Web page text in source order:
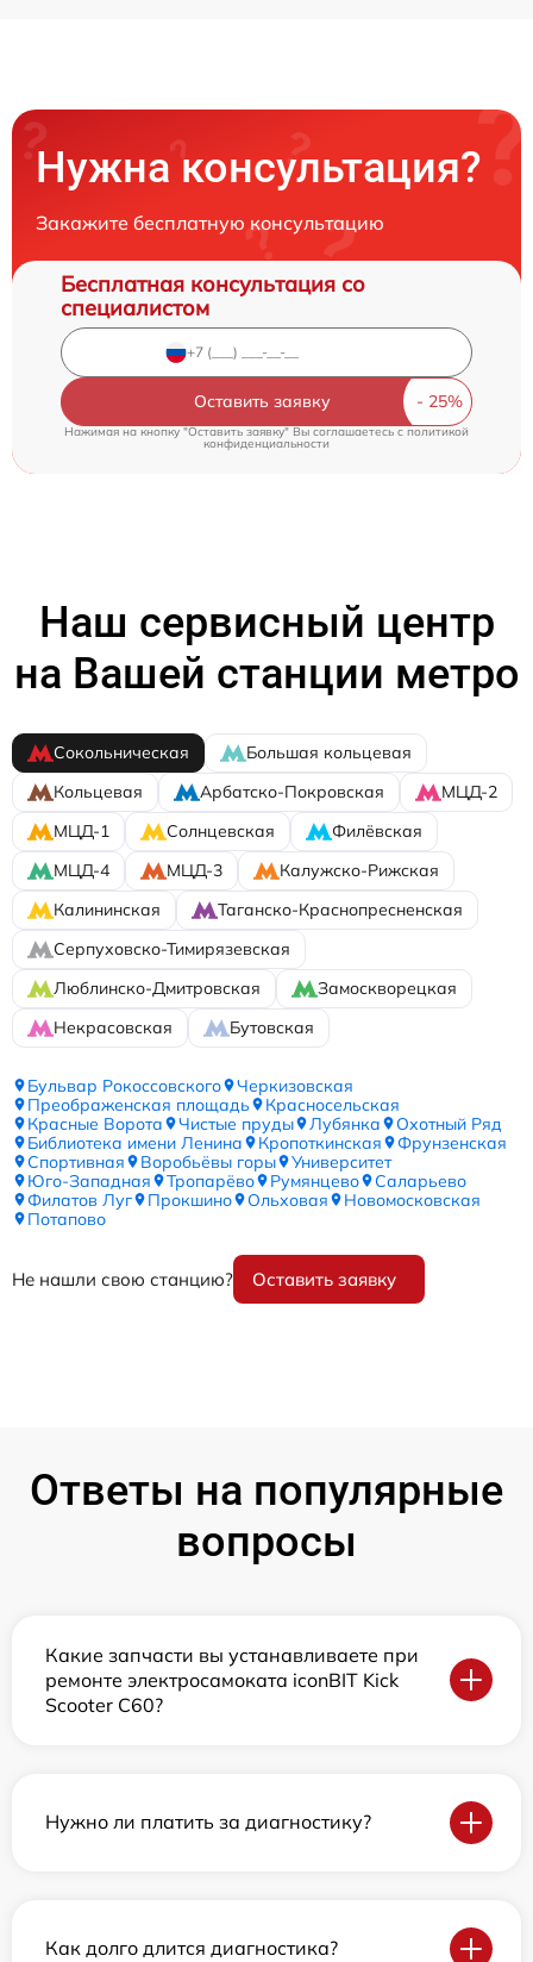
Нужна консультация?
Закажите бесплатную консультацию
Бесплатная консультация со
специалистом
Оставить заявку
Нажимая на кнопку "Оставить заявку" Вы соглашаетесь cполитикой
конфиденциальности
Наш сервисный центр
на Вашей станции метро
Сокольническая
Большая кольцевая
Кольцевая
Арбатско-Покровская
МЦД-2
МЦД-1
Солнцевская
Филёвская
МЦД-4
МЦД-3
Калужско-Рижская
Калининская
Таганско-Краснопресненская
Серпуховско-Тимирязевская
Люблинско-Дмитровская
Замоскворецкая
Некрасовская
Бутовская
Бульвар Рокоссовского
Черкизовская
Преображенская площадь
Красносельская
Красные Ворота
Чистые пруды Лубянка
Охотный Ряд
Библиотека имени Ленина
Кропоткинская
Фрунзенская
Спортивная
Воробьёвы горы
Университет
Юго-Западная
Тропарёво Румянцево
Саларьево
Филатов Луг
Прокшино Ольховая
Новомосковская
Потапово
Не нашли свою станцию? Оставить заявку
Ответы на популярные
вопросы
Какие запчасти вы устанавливаете при
ремонте электросамоката iconBIT Kick
Scooter C60?
Нужно ли платить за диагностику?
Как долго длится диагностика?